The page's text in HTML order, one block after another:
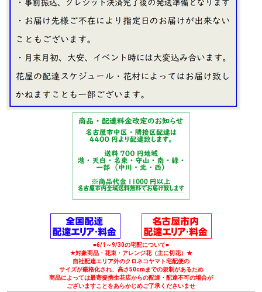
■6/1～9/30の宅配について■
★対象商品・花束・アレンジ花（主に切花）★
自社配達エリア外のクロネコヤマト宅配便の
サイズが厳格化され、高さ50cmまでの規制があるため
商品によっては最寄提携生花店からの配達・配達不可の場合が
ございますことをあらかじめご了承くださいませ